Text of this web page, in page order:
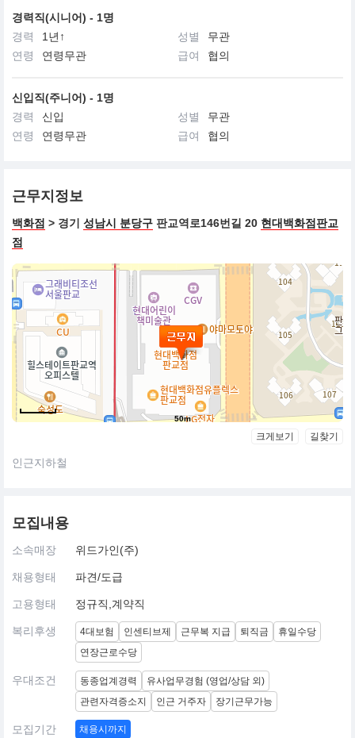
경력직(시니어) - 1명
경력
1년↑ 성별
무관
연령
연령무관 급여 협의
신입직(주니어) - 1명
경력
신입 성별
무관
연령
연령무관 급여 협의
근무지정보
백화점 > 경기 성남시 분당구 판교역로146번길 20 현대백화점판교
점
50m
크게보기 길찾기
인근지하철
모집내용
소속매장 위드가인(주)
채용형태 파견/도급
고용형태 정규직,계약직
복리후생 4대보험 인센티브제 근무복 지급 퇴직금
휴일수당
연장근로수당
우대조건 동종업계경력
유사업무경험 (영업/상담 외)
관련자격증소지
인근 거주자 장기근무가능
모집기간 채용시까지